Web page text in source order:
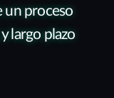
un proceso
largo plazo